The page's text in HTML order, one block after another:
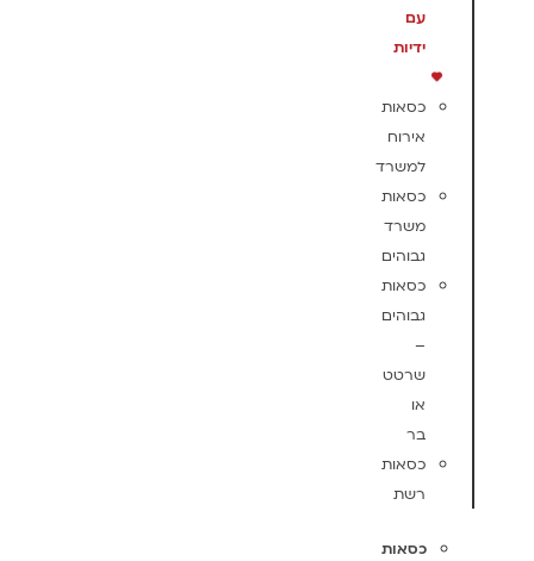
עם
ידיות
כסאות
אירוח
למשרד
כסאות
משרד
גבוהים
כסאות
גבוהים
–
שרטט
או
בר
כסאות
רשת
כסאות